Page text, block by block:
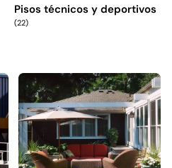
Pisos técnicos y deportivos
(22)